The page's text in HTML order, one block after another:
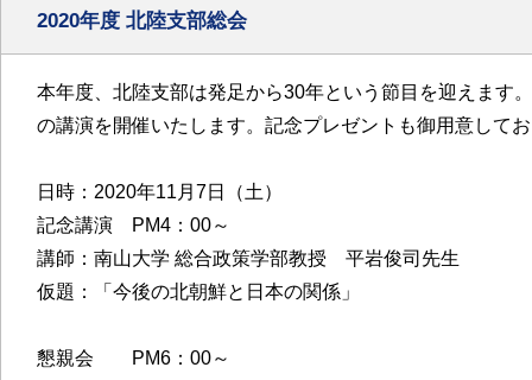
2020年度 北陸支部総会
本年度、北陸支部は発足から30年という節目を迎えます
の講演を開催いたします。記念プレゼントも御用意して
日時：2020年11月7日（土）
記念講演 PM4：00～
講師：南山大学 総合政策学部教授 平岩俊司先生
仮題：「今後の北朝鮮と日本の関係」
懇親会 PM6：00～